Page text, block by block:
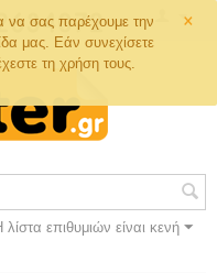
×
να σας παρέχουμε την
μας. Εάν συνεχίσετε
τη χρήση τους.
λίστα επιθυμιών είναι κενή